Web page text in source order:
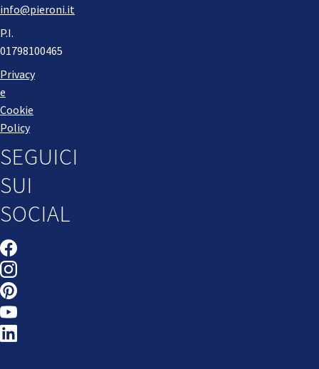
info@pieroni.it
P.I.
01798100465
Privacy
e
Cookie
Policy
SEGUICI
SUI
SOCIAL